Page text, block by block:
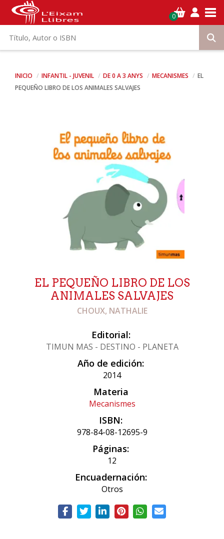
0
INICIO INFANTIL - JUVENIL DE 0 A 3 ANYS MECANISMES
EL
PEQUEÑO LIBRO DE LOS ANIMALES SALVAJES
EL PEQUEÑO LIBRO DE LOS
ANIMALES SALVAJES
CHOUX, NATHALIE
Editorial:
TIMUN MAS - DESTINO - PLANETA
Año de edición:
2014
Materia
Mecanismes
ISBN:
978-84-08-12695-9
Páginas:
12
Encuadernación:
Otros